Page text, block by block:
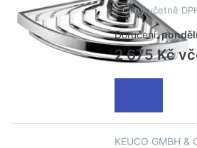
* Ceny včetně
Doručení:
2 675 Kč
KEUCO GMBH &